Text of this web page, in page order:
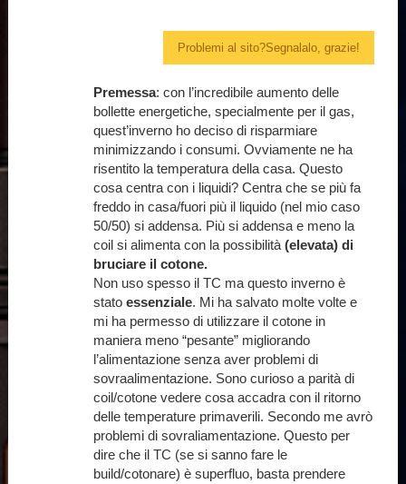
Problemi al sito?Segnalalo, grazie!
Premessa: con l’incredibile aumento delle
bollette energetiche, specialmente per il gas,
quest’inverno ho deciso di risparmiare
minimizzando i consumi. Ovviamente ne ha
risentito la temperatura della casa. Questo
cosa centra con i liquidi? Centra che se più fa
freddo in casa/fuori più il liquido (nel mio caso
50/50) si addensa. Più si addensa e meno la
coil si alimenta con la possibilità (elevata) di
bruciare il cotone.
Non uso spesso il TC ma questo inverno è
stato essenziale. Mi ha salvato molte volte e
mi ha permesso di utilizzare il cotone in
maniera meno “pesante” migliorando
l’alimentazione senza aver problemi di
sovraalimentazione. Sono curioso a parità di
coil/cotone vedere cosa accadra con il ritorno
delle temperature primaverili. Secondo me avrò
problemi di sovraliamentazione. Questo per
dire che il TC (se si sanno fare le
build/cotonare) è superfluo, basta prendere